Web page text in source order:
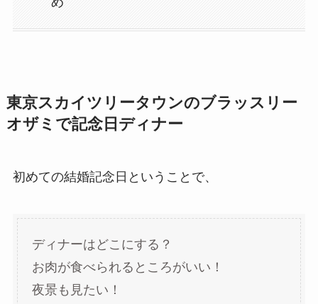
東京スカイツリータウンのブラッスリー
オザミで記念日ディナー
初めての結婚記念日ということで、
ディナーはどこにする？
お肉が食べられるところがいい！
夜景も見たい！